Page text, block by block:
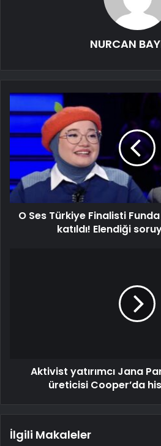
NURCAN
O Ses Türkiye Finalisti
katıldı! Elendiği
Aktivist yatırımcı Jana
üreticisi Cooper’da
İlgili Makaleler